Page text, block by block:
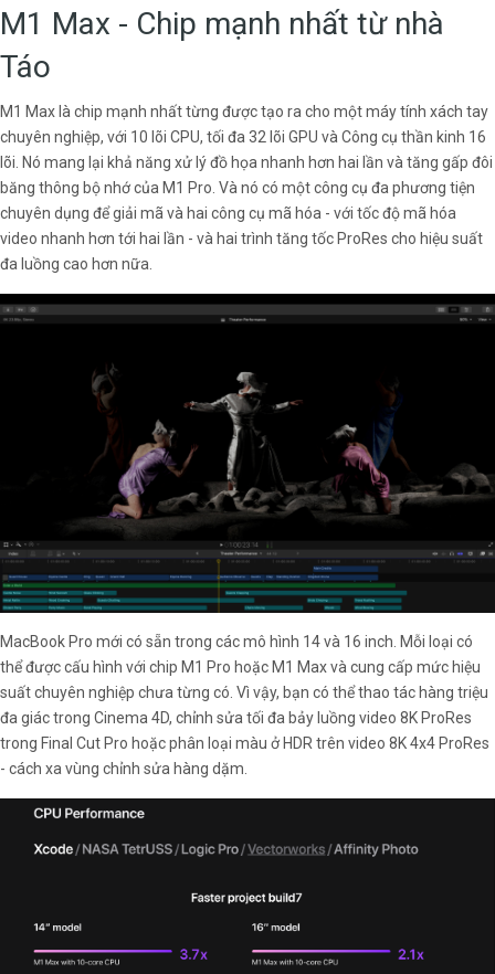
M1 Max - Chip mạnh nhất từ nhà
Táo
M1 Max là chip mạnh nhất từng được tạo ra cho một máy tính xách tay
chuyên nghiệp, với 10 lõi CPU, tối đa 32 lõi GPU và Công cụ thần kinh 16
lõi. Nó mang lại khả năng xử lý đồ họa nhanh hơn hai lần và tăng gấp đôi
băng thông bộ nhớ của M1 Pro. Và nó có một công cụ đa phương tiện
chuyên dụng để giải mã và hai công cụ mã hóa - với tốc độ mã hóa
video nhanh hơn tới hai lần - và hai trình tăng tốc ProRes cho hiệu suất
đa luồng cao hơn nữa.
MacBook Pro mới có sẵn trong các mô hình 14 và 16 inch. Mỗi loại có
thể được cấu hình với chip M1 Pro hoặc M1 Max và cung cấp mức hiệu
suất chuyên nghiệp chưa từng có. Vì vậy, bạn có thể thao tác hàng triệu
đa giác trong Cinema 4D, chỉnh sửa tối đa bảy luồng video 8K ProRes
trong Final Cut Pro hoặc phân loại màu ở HDR trên video 8K 4x4 ProRes
- cách xa vùng chỉnh sửa hàng dặm.